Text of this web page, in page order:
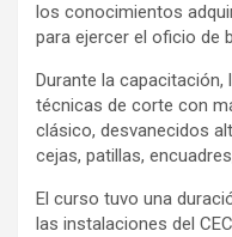
los conocimientos
para ejercer el oficio de
Durante la
técnicas de corte con
clásico, desvanecidos
cejas, patillas,
El curso tuvo una
las instalaciones del